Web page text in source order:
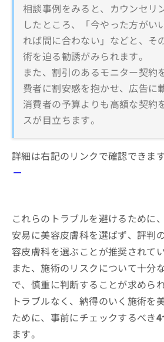
相談事例をみると、カウンセリ
したところ、「今やった方がい
れば間に合わない」などと、そ
術を迫る勧誘がみられます。
また、割引のあるモニター契約
費者に割安感を抱かせ、広告に
消費者の予算よりも高額な契約
スが目立ちます。
詳細は右記のリンクで確認できま
ー
これらのトラブルを避けるために
安易に美容皮膚科を選ばず、評判
容皮膚科を選ぶことが推奨されてい
また、施術のリスクについて十分
で、慎重に判断することが求められ
トラブルなく、納得のいく施術を
ために、事前にチェックするべき4
ます。